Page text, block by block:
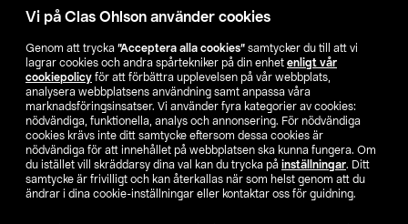
Vi på Clas Ohlson använder cookies
Genom att trycka ”Acceptera alla cookies” samtycker du till att vi
lagrar cookies och andra spårtekniker på din enhet enligt vår
cookiepolicy för att förbättra upplevelsen på vår webbplats,
analysera webbplatsens användning samt anpassa våra
marknadsföringsinsatser. Vi använder fyra kategorier av cookies:
nödvändiga, funktionella, analys och annonsering. För nödvändiga
cookies krävs inte ditt samtycke eftersom dessa cookies är
nödvändiga för att innehållet på webbplatsen ska kunna fungera. Om
du istället vill skräddarsy dina val kan du trycka på inställningar. Ditt
samtycke är frivilligt och kan återkallas när som helst genom att du
ändrar i dina cookie-inställningar eller kontaktar oss för guidning.
Aktuellt
Våra bolag
Hitta butik
SE NO FI